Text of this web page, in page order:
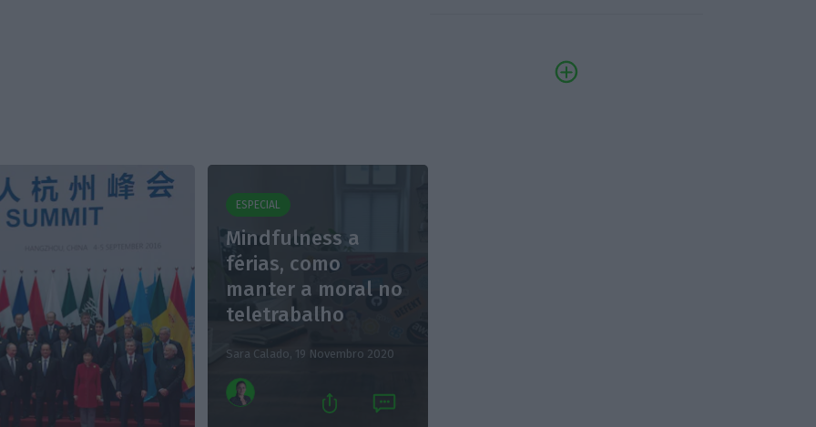
ESPECIAL
Mindfulness a
férias, como
manter a moral no
teletrabalho
Sara Calado, 19 Novembro 2020